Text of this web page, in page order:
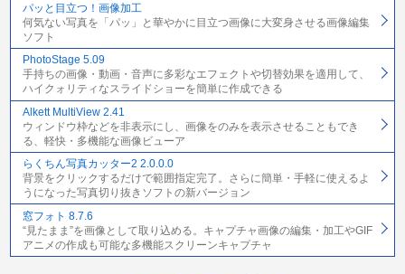
パッと目立つ！画像加工
何気ない写真を「パッ」と華やかに目立つ画像に大変身させる画像編集
ソフト
PhotoStage 5.09
手持ちの画像・動画・音声に多彩なエフェクトや切替効果を適用して、
ハイクォリティなスライドショーを簡単に作成できる
Alkett MultiView 2.41
ウィンドウ枠などを非表示にし、画像をのみを表示させることもでき
る、軽快・多機能な画像ビューア
らくちん写真カッター2 2.0.0.0
背景をクリックするだけで範囲指定完了。さらに簡単・手軽に使えるよ
うになった写真切り抜きソフトの新バージョン
窓フォト 8.7.6
“見たまま”を画像として取り込める。キャプチャ画像の編集・加工やGIF
アニメの作成も可能な多機能スクリーンキャプチャ